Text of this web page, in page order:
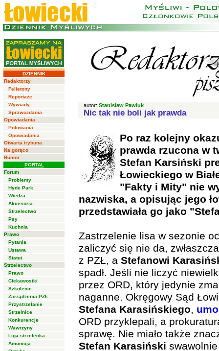
DZIENNIK
Redaktorzy
Felietony
Reportaże
Wywiady
Sprawozdania
Opowiadania
Polowania
Opowiadania
Otwarta trybuna
Na gorąco
Humor
PORTAL
Forum
Problemy
Hyde Park
Wiedza
Akcesoria
Strzelectwo
Psy
Kuchnia
Prawo
Pytania
Ustawa
Statut
Strzelectwo
Prawo
Ciekawostki
Szkolenie
Zarządzenia PZŁ
Przystrzelanie
Strzelnice
Konkurencje
Wawrzyny
Liga strzelecka
Amunicja
autor: Stanisław Pawluk
Nic tak nie boli jak prawda
Po raz kolejny
prawda rzucona w
Stefan Karsiński
Łowieckiego w
"Fakty i Mity" nie
nazwiska, a opisując jego
przedstawiała go jako
Zastrzelenie lisa w sezonie
zaliczyć się nie da,
z PZŁ, a Stefanowi
spadł. Jeśli nie liczyć
przez ORD, który jedynie
naganne. Okręgowy Sąd
Stefana Karasińskiego,
ORD przyklepali, a
sprawę. Nie miało także
Stefan Karasiński